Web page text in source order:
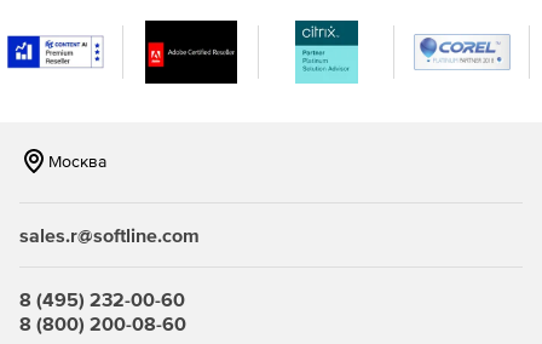
Ускорение разработки приложений при помощи
элементов управления ASP.NET AJAX, выстроенных
на фреймворке Infragistics Aikido, который предлагает
Техническая поддержка пользователей в
сообществу из более 950 000 разработчиков из
наиболее известных IT-компаний. Возможность
Москва
sales.r@softline.com
8 (495) 232-00-60
8 (800) 200-08-60